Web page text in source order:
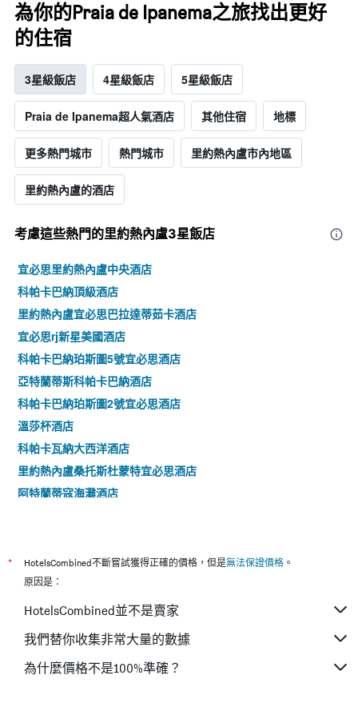
為你的Praia de Ipanema之旅找出更好
的住宿
3星級飯店 4星級飯店 5星級飯店
Praia de Ipanema超人氣酒店 其他住宿 地標
更多熱門城市 熱門城市 里約熱內盧市內地區
里約熱內盧的酒店
考慮這些熱門的里約熱內盧3星​飯店
宜必思里約熱內盧中央酒店
科帕卡巴納頂級酒店
里約熱內盧宜必思巴拉達蒂茹卡酒店
宜必思rj新星美國酒店
科帕卡巴納珀斯圖5號宜必思酒店
亞特蘭蒂斯科帕卡巴納酒店
科帕卡巴納珀斯圖2號宜必思酒店
溫莎杯酒店
科帕卡瓦納大西洋酒店
里約熱內盧桑托斯杜蒙特宜必思酒店
阿特蘭蒂寇海灘酒店
南美克巴卡巴納酒店
科帕卡巴納賽琳娜飯店
Ok酒店
貝斯特韋斯特頂級阿伯特萊時尚酒店
伊帕內瑪旅館
* HotelsCombined不斷嘗試獲得正確的價格，但是無法保證價格 。
原因是：
HotelsCombined並不是賣家
我們替你收集非常大量的數據
為什麼價格不是100%準確？